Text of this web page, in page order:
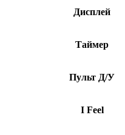
Дисплей
Таймер
Пульт Д/У
I Feel